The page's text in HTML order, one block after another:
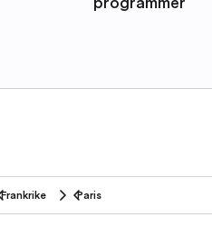
Frankrike Paris